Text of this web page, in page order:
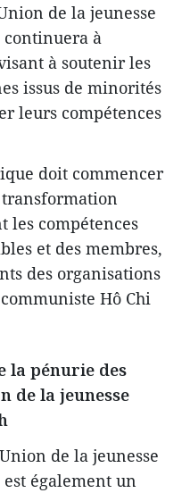
de la jeunesse
à
à soutenir les
issus de minorités
leurs compétences
doit commencer
les compétences
et des membres,
des organisations
Hô Chi
la pénurie des
de la jeunesse
de la jeunesse
également un